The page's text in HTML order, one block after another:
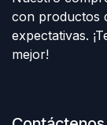
con productos
expectativas.
mejor!